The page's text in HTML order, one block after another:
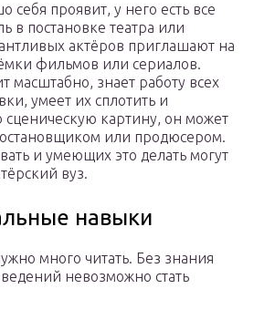
себя проявит, у него есть все
в постановке театра или
актёров приглашают на
фильмов или сериалов.
масштабно, знает работу всех
умеет их сплотить и
сценическую картину, он может
или продюсером.
и умеющих это делать могут
вуз.
навыки
много читать. Без знания
невозможно стать